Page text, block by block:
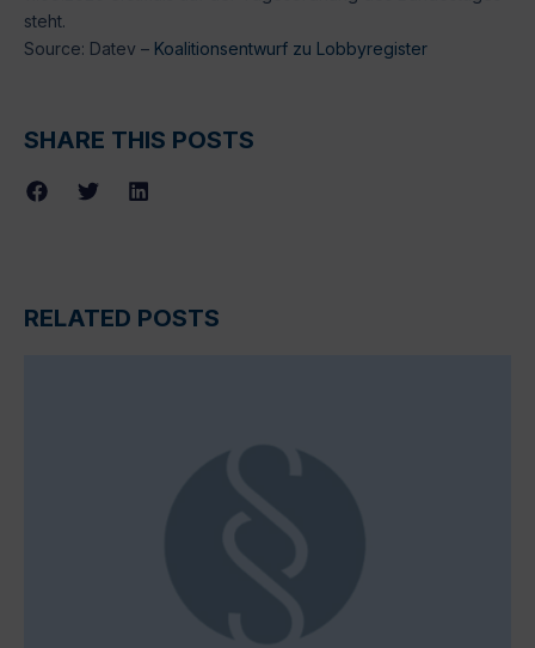
steht.
Source: Datev – Koalitionsentwurf zu Lobbyregister
SHARE THIS POSTS
RELATED POSTS